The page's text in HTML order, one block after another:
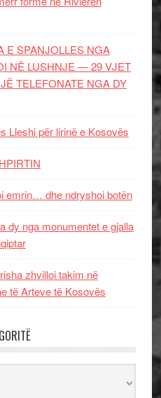
E SPANJOLLES NGA
NË LUSHNJE — 29 VJET
TELEFONATE NGA DY
Lleshi për lirinë e Kosovës
emrin… dhe ndryshoi botën
dy nga monumentet e gjalla
zhvilloi takim në
të Arteve të Kosovës